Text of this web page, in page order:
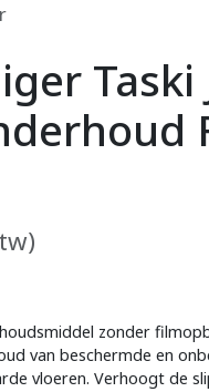
Taski
zonder
van beschermde en
vloeren. Verhoogt de